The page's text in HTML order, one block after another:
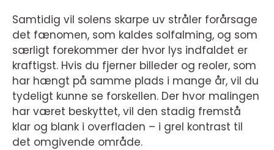
Samtidig vil solens skarpe uv stråler forårsage
det fænomen, som kaldes solfalming, og som
særligt forekommer der hvor lys indfaldet er
kraftigst. Hvis du fjerner billeder og reoler, som
har hængt på samme plads i mange år, vil du
tydeligt kunne se forskellen. Der hvor malingen
har været beskyttet, vil den stadig fremstå
klar og blank i overfladen – i grel kontrast til
det omgivende område.